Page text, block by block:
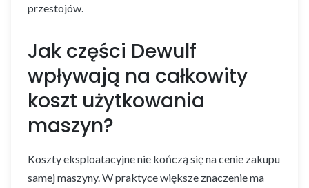
przestojów.
Jak części Dewulf
wpływają na całkowity
koszt użytkowania
maszyn?
Koszty eksploatacyjne nie kończą się na cenie zakupu
samej maszyny. W praktyce większe znaczenie ma